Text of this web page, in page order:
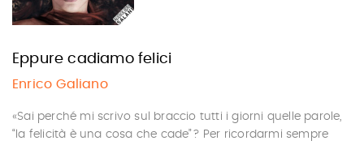
Eppure cadiamo felici
Enrico Galiano
«Sai perché mi scrivo sul braccio tutti i giorni quelle parole,
“la felicità è una cosa che cade”? Per ricordarmi sempre